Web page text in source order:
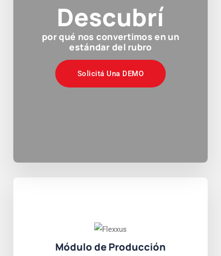
Descubrí
por qué nos convertimos en un
estándar del rubro
Solicitá Una DEMO
Módulo de Producción